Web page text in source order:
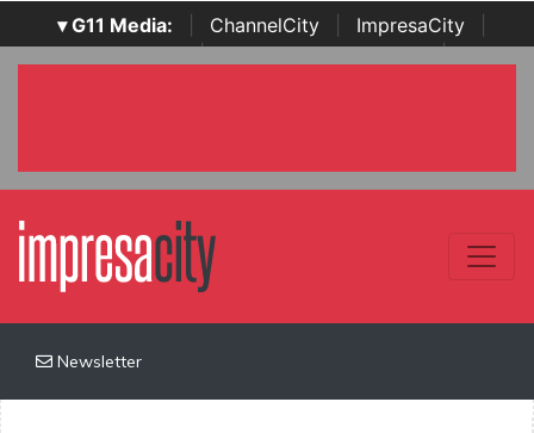
▾ G11 Media: ChannelCity ImpresaCity
SecurityOpenLab | Italian Channel Awards | Italian
Newsletter